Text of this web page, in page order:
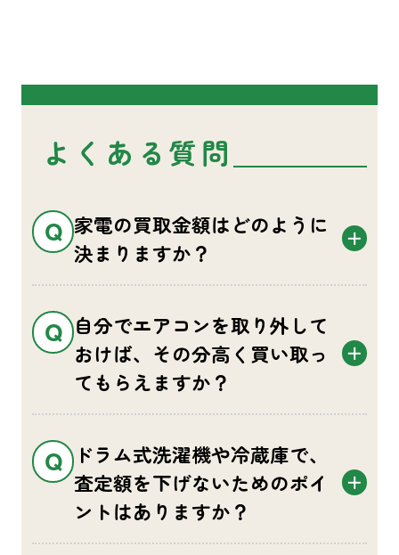
よくある質問
家電の買取金額はどのように
決まりますか？
自分でエアコンを取り外して
おけば、その分高く買い取っ
てもらえますか？
ドラム式洗濯機や冷蔵庫で、
査定額を下げないためのポイ
ントはありますか？